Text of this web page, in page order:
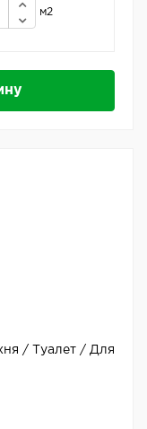
м2
/ Туалет / Для